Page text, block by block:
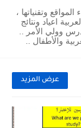
وتقنياتها ،
اعياد ونتائج
وولي الأمر ..
والأطفال ..
عرض المزيد